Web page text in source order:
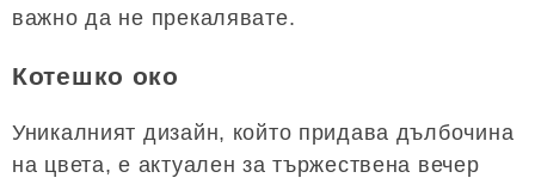
важно да не прекалявате.
Котешко око
Уникалният дизайн, който придава дълбочина
на цвета, е актуален за тържествена вечер